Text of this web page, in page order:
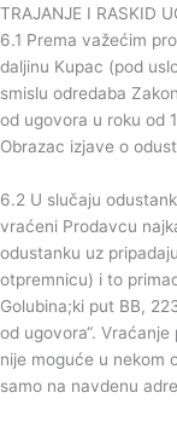
TRAJANJE I RASKID
6.1 Prema važećim
daljinu Kupac (pod
smislu odredaba
od ugovora u roku od
Obrazac izjave o
6.2 U slučaju
vraćeni Prodavcu
odustanku uz
otpremnicu) i to
Golubina;ki put BB,
od ugovora“.
nije moguće u nekom
samo na navdenu